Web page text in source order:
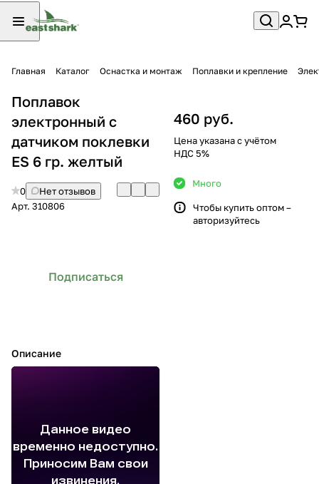
Главная Каталог Оснастка и монтаж Поплавки и крепление
Поплавок
электронный с
датчиком поклевки
ES 6 гр. желтый
0
Нет отзывов
Арт. 310806
Подписаться
Описание
460 руб.
Цена указана с учётом
НДС 5%
Много
Чтобы купить оптом –
авторизуйтесь